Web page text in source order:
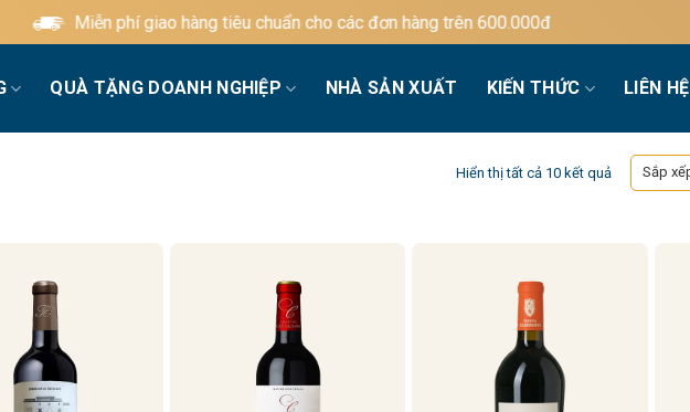
Miễn phí giao hàng tiêu chuẩn cho các đơn hàng trên 600.000đ
QUÀ TẶNG DOANH NGHIỆP NHÀ SẢN XUẤT KIẾN THỨC LIÊN HỆ
Hiển thị tất cả 10 kết quảĐã
sắp